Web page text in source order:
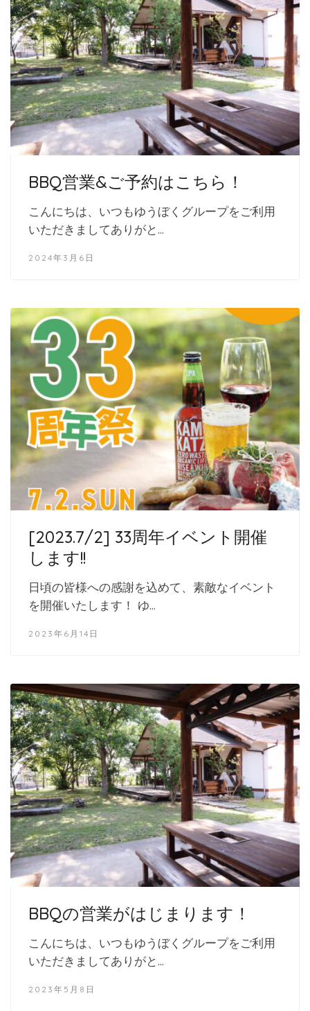
BBQ営業&ご予約はこちら！
こんにちは、いつもゆうぼくグループをご利用
いただきましてありがと…
2024年3月6日
[2023.7/2] 33周年イベント開催
します!!
日頃の皆様への感謝を込めて、素敵なイベント
を開催いたします！ ゆ…
2023年6月14日
BBQの営業がはじまります！
こんにちは、いつもゆうぼくグループをご利用
いただきましてありがと…
2023年5月8日